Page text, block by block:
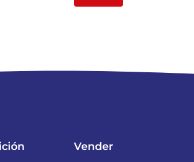
Vender